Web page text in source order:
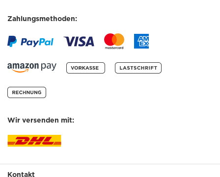
Zahlungsmethoden:
Wir versenden mit:
Kontakt